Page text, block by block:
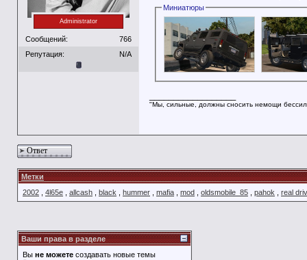
Administrator
Сообщений:
766
Репутация:
N/A
Миниатюры
"Мы, сильные, должны сносить немощи
Ответ
Метки
2002
4l65e allcash black hummer mafia mod oldsmobile_85 pahok real
Ваши права в разделе
Вы не можете создавать новые темы